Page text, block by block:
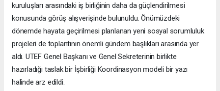
kuruluşları arasındaki iş birliğinin daha da güçlendirilmesi
konusunda görüş alışverişinde bulunuldu. Önümüzdeki
dönemde hayata geçirilmesi planlanan yeni sosyal sorumluluk
projeleri de toplantının önemli gündem başlıkları arasında yer
aldı. UTEF Genel Başkanı ve Genel Sekreterinin birlikte
hazırladığı taslak bir İşbirliği Koordinasyon modeli bir yazı
halinde arz edildi.